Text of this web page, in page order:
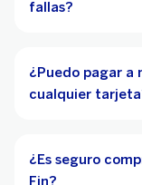
fallas?
¿Puedo pagar a
cualquier
¿Es seguro
Fin?